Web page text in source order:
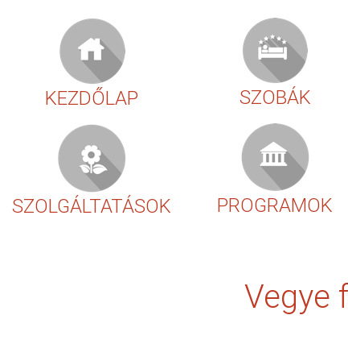
KEZDŐLAP
SZOLGÁLTATÁSOK
SZOBÁK
PROGRAMOK
Vegye